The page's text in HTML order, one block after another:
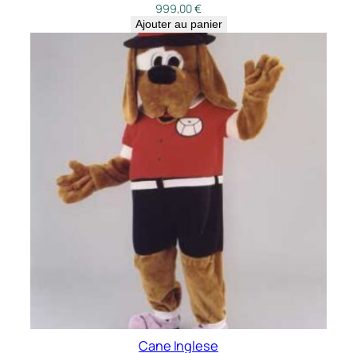
999,00€
Ajouter au panier
Cane Inglese